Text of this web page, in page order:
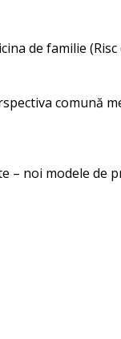
de familie
comună
– noi modele de